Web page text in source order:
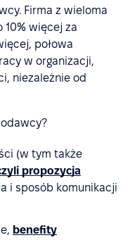
Firma z wieloma
10% więcej za
połowa
w organizacji,
niezależnie od
(w tym także
propozycja
i sposób komunikacji
benefity